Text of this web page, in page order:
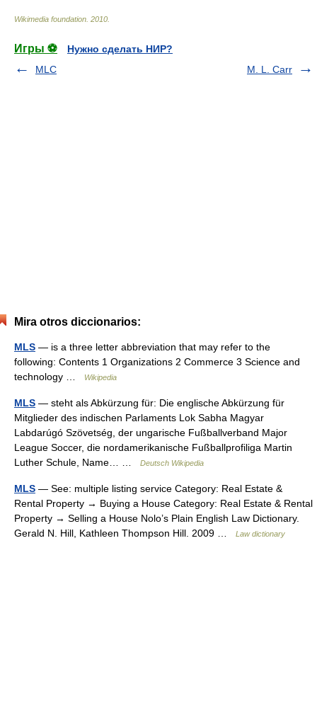
Wikimedia foundation 2010
Игры ⚽
Нужно сделать НИР?
MLC
M. L. Carr
Mira otros diccionarios:
MLS — is a three letter abbreviation that may refer to the
following: Contents 1 Organizations 2 Commerce 3 Science and
technology …
Wikipedia
MLS — steht als Abkürzung für: Die englische Abkürzung für
Mitglieder des indischen Parlaments Lok Sabha Magyar
Labdarúgó Szövetség, der ungarische Fußballverband Major
League Soccer, die nordamerikanische Fußballprofiliga Martin
Luther Schule, Name… …
Deutsch Wikipedia
MLS — See: multiple listing service Category: Real Estate &
Rental Property → Buying a House Category: Real Estate & Rental
Property → Selling a House Nolo’s Plain English Law Dictionary.
Gerald N. Hill, Kathleen Thompson Hill. 2009 …
Law dictionary